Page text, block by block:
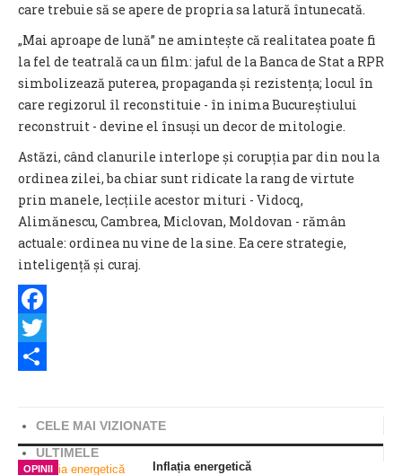
care trebuie să se apere de propria sa latură întunecată.
„Mai aproape de lună” ne amintește că realitatea poate fi
la fel de teatrală ca un film: jaful de la Banca de Stat a RPR
simbolizează puterea, propaganda și rezistența; locul în
care regizorul îl reconstituie - în inima Bucureștiului
reconstruit - devine el însuși un decor de mitologie.
Astăzi, când clanurile interlope și corupția par din nou la
ordinea zilei, ba chiar sunt ridicate la rang de virtute
prin manele, lecțiile acestor mituri - Vidocq,
Alimănescu, Cambrea, Miclovan, Moldovan - rămân
actuale: ordinea nu vine de la sine. Ea cere strategie,
inteligență și curaj.
Facebook
Twitter
CELE MAI VIZIONATE
ULTIMELE
OPINII Inflația energetică